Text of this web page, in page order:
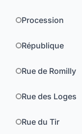
Procession
République
Rue de Romilly
Rue des Loges
Rue du Tir